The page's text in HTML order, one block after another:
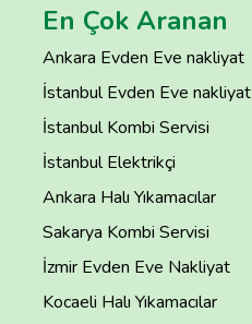
En Çok Aranan
Ankara Evden Eve nakliyat
İstanbul Evden Eve nakliyat
İstanbul Kombi Servisi
İstanbul Elektrikçi
Ankara Halı Yıkamacılar
Sakarya Kombi Servisi
İzmir Evden Eve Nakliyat
Kocaeli Halı Yıkamacılar